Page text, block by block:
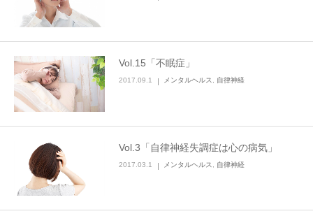
Vol.15「不眠症」
2017.09.1 メンタルヘルス 自律神経
Vol.3「自律神経失調症は心の病気」
2017.03.1 メンタルヘルス 自律神経